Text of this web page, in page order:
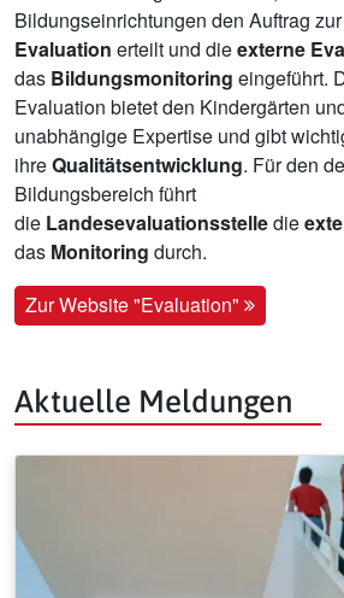
Bildungseinrichtungen den Auftrag zur
Evaluation erteilt und dieexterne
das Bildungsmonitoring eingeführt.
Evaluation bietet den Kindergärten
unabhängige Expertise und gibt
ihreQualitätsentwicklung. Für den
Bildungsbereich führt
die Landesevaluationsstelledie
das Monitoring durch.
Zur Website "Evaluation"
Aktuelle Meldungen